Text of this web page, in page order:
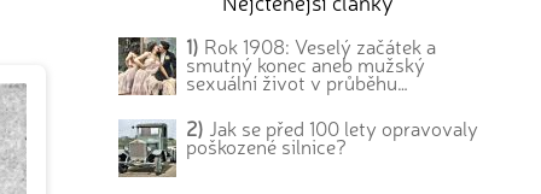
1) Rok 1908: Veselý začátek a
smutný konec aneb mužský
sexuální život v průběhu…
2) Jak se před 100 lety opravovaly
poškozené silnice?